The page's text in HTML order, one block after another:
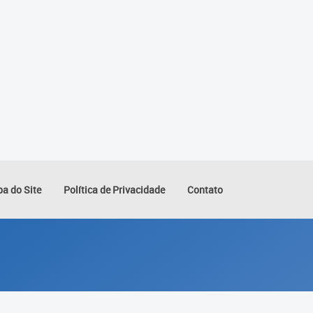
do Site Política de Privacidade Contato